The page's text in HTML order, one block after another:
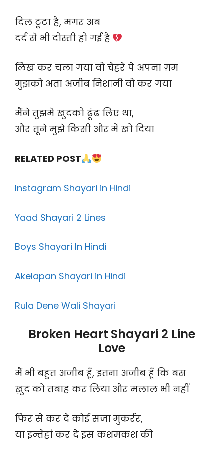
दिल टूटा है, मगर अब
दर्द से भी दोस्ती हो गई है
लिख कर चला गया वो चेहरे पे अपना ग़म
मुझको अता अजीब निशानी वो कर गया
मैंने तुझमे खुदको ढूंढ लिए था,
और तूने मुझे किसी और में खो दिया
RELATED POST
Instagram Shayari in Hindi
Yaad Shayari 2 Lines
Boys Shayari In Hindi
Akelapan Shayari in Hindi
Rula Dene Wali Shayari
Broken Heart Shayari 2 Line
Love
मैं भी बहुत अजीब हूँ, इतना अजीब हूँ कि बस
ख़ुद को तबाह कर लिया और मलाल भी नहीं
फिर से कर दे कोई सजा मुकर्रर,
या इन्तेहां कर दे इस कशमकश की